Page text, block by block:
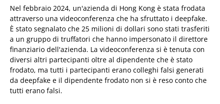
Nel febbraio 2024, un'azienda di Hong Kong è stata frodata
attraverso una videoconferenza che ha sfruttato i deepfake.
È stato segnalato che 25 milioni di dollari sono stati trasferiti
a un gruppo di truffatori che hanno impersonato il direttore
finanziario dell'azienda. La videoconferenza si è tenuta con
diversi altri partecipanti oltre al dipendente che è stato
frodato, ma tutti i partecipanti erano colleghi falsi generati
da deepfake e il dipendente frodato non si è reso conto che
tutti erano falsi.